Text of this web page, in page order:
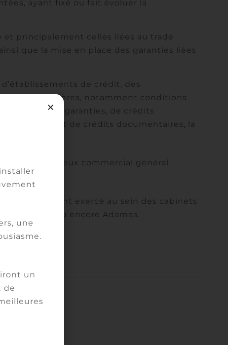
ayant fixé ou fait évoluer la
principalement celles liées au trade
que la mise en place des garanties liées
de crédit, des
» ou particulières, notamment conditions
de garanties, de crédits
de crédits documentaires, la
…
du contentieux commercial général
exercé au sein des cabinets
fondateurs ou encore Adamas.
une
un
de